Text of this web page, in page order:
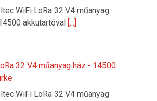
WiFi LoRa 32 V4 műanyag
akkutartóval
[...]
32 V4 műanyag ház - 14500
WiFi LoRa 32 V4 műanyag